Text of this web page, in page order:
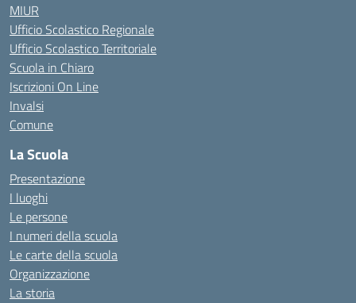
MIUR
Ufficio Scolastico Regionale
Ufficio Scolastico Territoriale
Scuola in Chiaro
Iscrizioni On Line
Invalsi
Comune
La Scuola
Presentazione
I luoghi
Le persone
I numeri della scuola
Le carte della scuola
Organizzazione
La storia